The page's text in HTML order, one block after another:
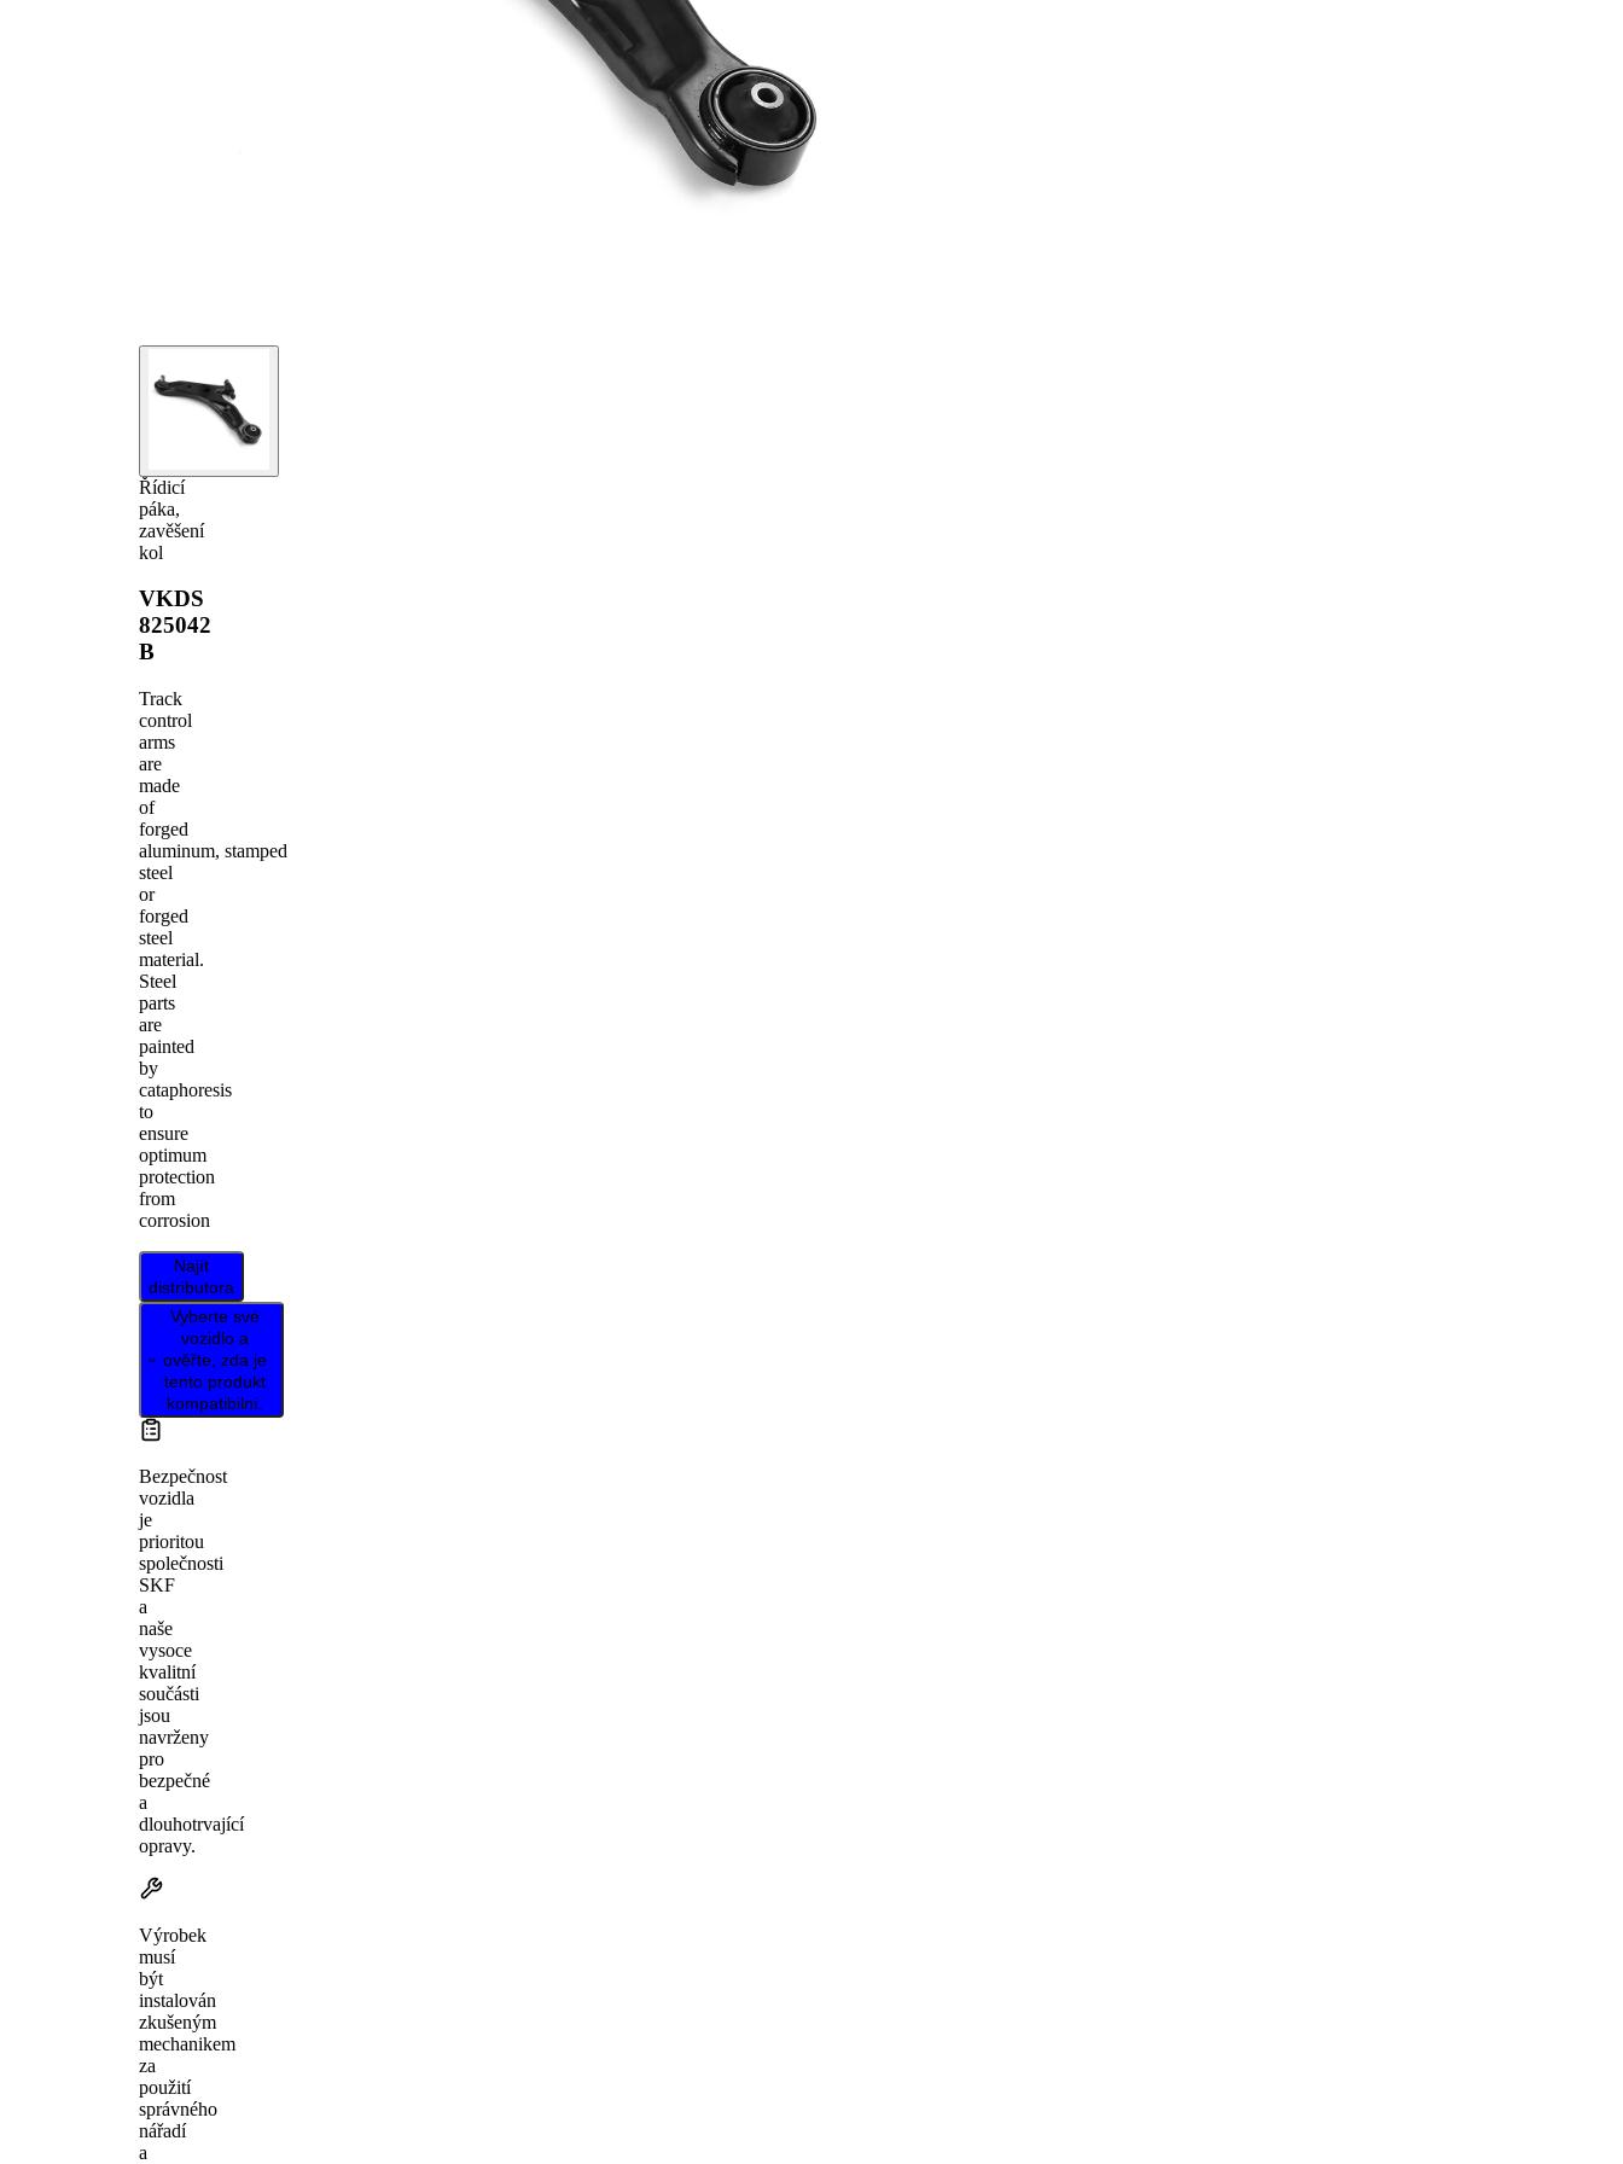
Řídicí
páka,
zavěšení
kol
VKDS
825042
B
Track
control
arms
are
made
of
forged
aluminum, stamped
steel
or
forged
steel
material.
Steel
parts
are
painted
by
cataphoresis
to
ensure
optimum
protection
from
corrosion
Najít
distributora
Vyberte své
vozidlo a
ověřte, zda je
tento produkt
kompatibilní.
Bezpečnost
vozidla
je
prioritou
společnosti
SKF
a
naše
vysoce
kvalitní
součásti
jsou
navrženy
pro
bezpečné
a
dlouhotrvající
opravy.
Výrobek
musí
být
instalován
zkušeným
mechanikem
za
použití
správného
nářadí
a